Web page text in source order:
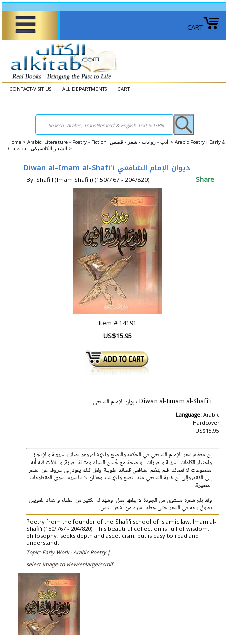
CART
CONTACT-VISIT US ALL DEPARTMENTS CART
Home > Arabic: Literature - Poetry - Fiction أدب - روايات - شعر - قصص > Arabic Poetry : Early &
Classical الشعر الكلاسيكي >
Diwan al-Imam al-Shafi'i ديوان الإمام الشافعي
By: Shafi'I (Imam Shafi'i) (150/767 - 204/820) Share
Item # 14191
US$15.95
Diwan al-Imam al-Shafi'i ديوان الإمام الشافعي
Language: Arabic
Hardcover
US$15.95
إن معظم شعر الإمام الشافعي في الحكمة والنصح والإرشاد، وهو يمتاز بالسهولة والإيجاز
واختيار الكلمات السهلة والعبارات الواضحة مع حُسن السبك ومتانة العبارة. واللافت فيه أنه
مقطوعات لا قصائد، فلم ينظم الشافعي قصائد طويلة، ولعل ذلك يعود إلى عزوفه عن الشعر
إلى الفقه، وإلى أن غاية الشافعي منه النصح والإرشاد وهذان لا يناسبهما سوى المقطوعات
الصغيرة.
وقد بلغ شعره مستوى من الجودة لا يبلغها مقل، وشهد له الكثير من العلماء والنقاد اللغويين
بطول باعه في الشعر حتى جعله المبرد من أشعر الناس.
Poetry from the founder of the Shafi'i school of Islamic law, Imam al-
Shafi'i (150/767 - 204/820). This beautiful collection is full of wisdom,
philosophy, seeks depth and asceticism, but is easy to read and
understand.
Topic: Early Work - Arabic Poetry |
select image to view/enlarge/scroll